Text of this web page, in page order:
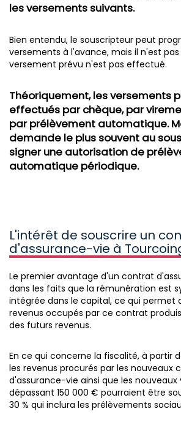
les versements suivants.
Bien entendu, le souscripteur peut
versements à l'avance, mais il n'est pas
versement prévu n'est pas effectué.
Théoriquement, les versements
effectués par chèque, par
par prélèvement automatique.
demande le plus souvent au
signer une autorisation de
automatique périodique.
L'intérêt de souscrire un
d'assurance-vie à
Le premier avantage d'un contrat
dans les faits que la rémunération est
intégrée dans le capital, ce qui permet
revenus occupés par ce contrat
des futurs revenus.
En ce qui concerne la fiscalité, à partir
les revenus procurés par les nouveaux
d'assurance-vie ainsi que les nouveaux
dépassant 150 000 € pourraient être
30 % qui inclura les prélèvements